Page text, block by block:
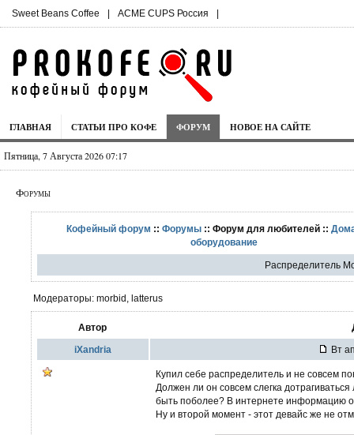
Sweet Beans Coffee | ACME CUPS Россия |
ГЛАВНАЯ СТАТЬИ ПРО КОФЕ ФОРУМ НОВОЕ НА САЙТЕ
Пятница, 7 Августа 2026 07:17
Форумы
Кофейный форум ::Форумы :: Форум для любителей ::
оборудование
Распределитель
Модераторы: morbid, latterus
Автор
iXandria Вт
Купил себе распределитель и не совсем
Должен ли он совсем слегка
быть поболее? В интернете информацию
Ну и второй момент - этот девайс же не